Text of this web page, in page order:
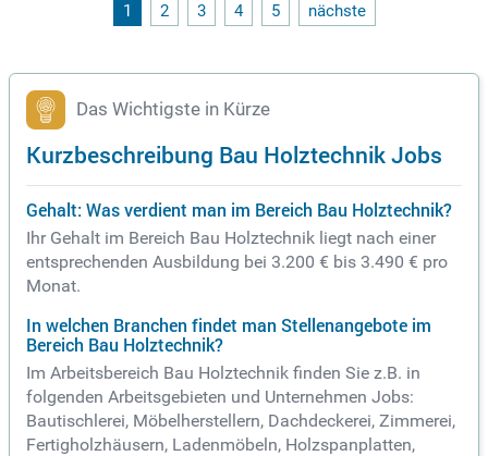
1 2 3 4 5 nächste
Das Wichtigste in Kürze
Kurzbeschreibung Bau Holztechnik Jobs
Gehalt: Was verdient man im Bereich Bau Holztechnik?
Ihr Gehalt im Bereich Bau Holztechnik liegt nach einer
entsprechenden Ausbildung bei 3.200 € bis 3.490 € pro
Monat.
In welchen Branchen findet man Stellenangebote im
Bereich Bau Holztechnik?
Im Arbeitsbereich Bau Holztechnik finden Sie z.B. in
folgenden Arbeitsgebieten und Unternehmen Jobs:
Bautischlerei, Möbelherstellern, Dachdeckerei, Zimmerei,
Fertigholzhäusern, Ladenmöbeln, Holzspanplatten,